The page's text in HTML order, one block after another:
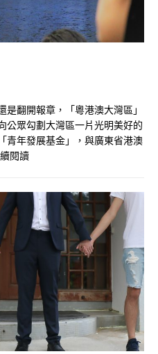
翻開報章，「粵港澳大灣區」
公眾勾劃大灣區一片光明美好的
青年發展基金」，與廣東省港澳
閱讀